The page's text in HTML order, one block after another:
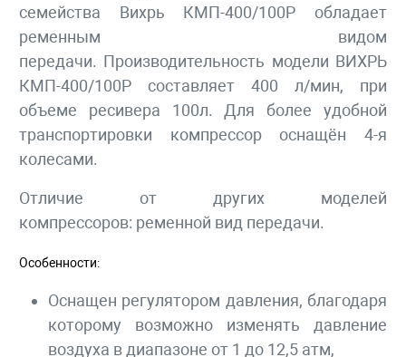
семейства Вихрь КМП-400/100Р обладает
ременным видом
передачи. Производительность модели ВИХРЬ
КМП-400/100Р составляет 400 л/мин, при
объеме ресивера 100л. Для более удобной
транспортировки компрессор оснащён 4-я
колесами.
Отличие от других моделей
компрессоров: ременной вид передачи.
Особенности:
Оснащен регулятором давления, благодаря
которому возможно изменять давление
воздуха в диапазоне от 1 до 12,5 атм,